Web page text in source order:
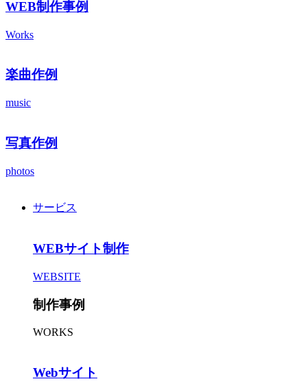
WEB制作事例
Works
楽曲作例
music
写真作例
photos
サービス
WEBサイト制作
WEBSITE
制作事例
WORKS
Webサイト